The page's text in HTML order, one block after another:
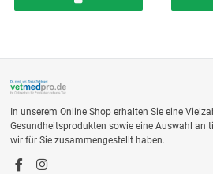
In unserem Online Shop erhalten Sie eine
Gesundheitsprodukten sowie eine Auswahl an
wir für Sie zusammengestellt haben.